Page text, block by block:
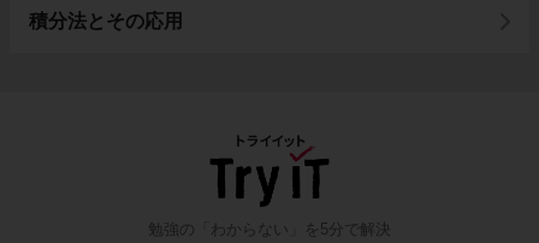
積分法とその応用
勉強の「わからない」を5分で解決